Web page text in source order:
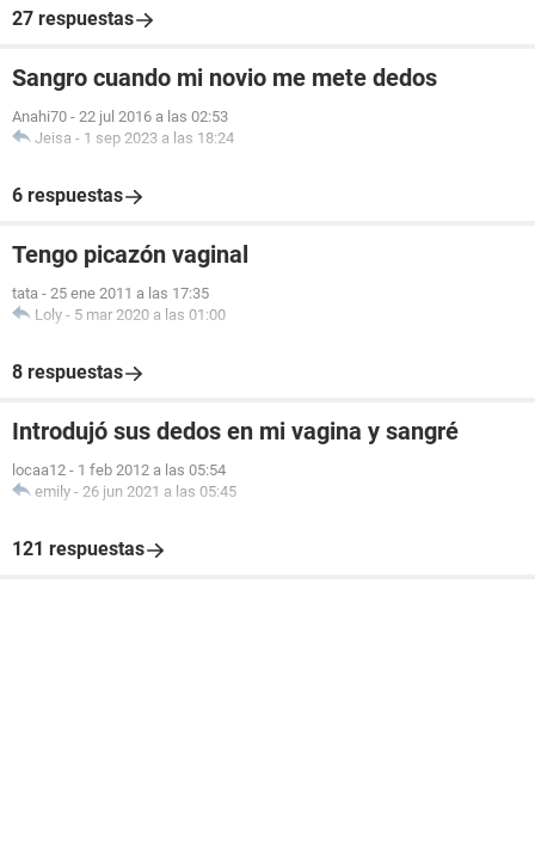
27 respuestas
Sangro cuando mi novio me mete dedos
Anahi70 - 22 jul 2016 a las 02:53
Jeisa - 1 sep 2023 a las 18:24
6 respuestas
Tengo picazón vaginal
tata - 25 ene 2011 a las 17:35
Loly - 5 mar 2020 a las 01:00
8 respuestas
Introdujó sus dedos en mi vagina y sangré
locaa12 - 1 feb 2012 a las 05:54
emily - 26 jun 2021 a las 05:45
121 respuestas